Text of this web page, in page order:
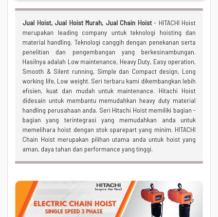
Jual Hoist, Jual Hoist Murah, Jual Chain Hoist- HITACHI Hoist
merupakan leading company untuk teknologi hoisting dan
material handling. Teknologi canggih dengan penekanan serta
penelitian dan pengembangan yang berkesinambungan.
Hasilnya adalah Low maintenance, Heavy Duty, Easy operation,
Smooth & Silent running, Simple dan Compact design, Long
working life, Low weight. Seri terbaru kami dikembangkan lebih
efisien, kuat dan mudah untuk maintenance. Hitachi Hoist
didesain untuk membantu memudahkan heavy duty material
handling perusahaan anda. Seri Hitachi Hoist memiliki bagian -
bagian yang terintegrasi yang memudahkan anda untuk
memelihara hoist dengan stok sparepart yang minim. HITACHI
Chain Hoist merupakan pilihan utama anda untuk hoist yang
aman, daya tahan dan performance yang tinggi.